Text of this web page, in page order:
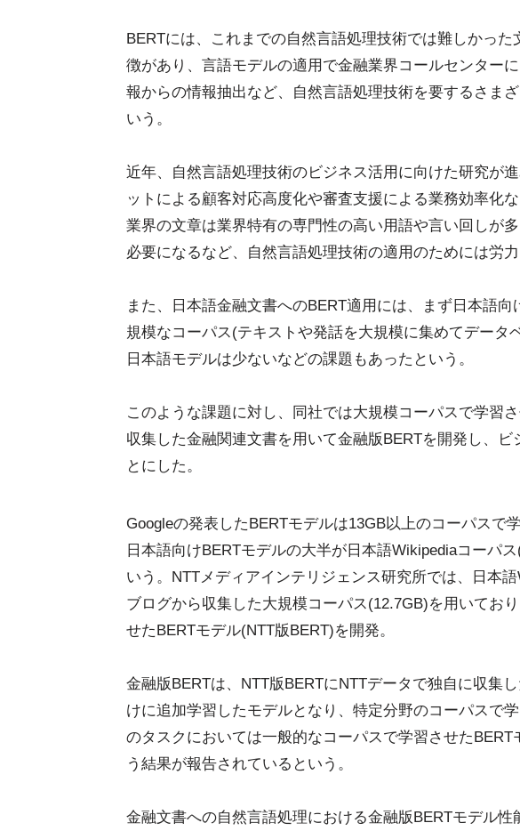
BERTには、これまでの自然言語処理技術では難しかっ
徴があり、言語モデルの適用で金融業界コールセンター
報からの情報抽出など、自然言語処理技術を要するさま
いう。
近年、自然言語処理技術のビジネス活用に向けた研究が
ットによる顧客対応高度化や審査支援による業務効率化
業界の文章は業界特有の専門性の高い用語や言い回しが
必要になるなど、自然言語処理技術の適用のためには労力
また、日本語金融文書へのBERT適用には、まず日本語
規模なコーパス(テキストや発話を大規模に集めてデータ
日本語モデルは少ないなどの課題もあったという。
このような課題に対し、同社では大規模コーパスで学習
収集した金融関連文書を用いて金融版BERTを開発し、
とにした。
Googleの発表したBERTモデルは13GB以上のコーパスで
日本語向けBERTモデルの大半が日本語Wikipediaコーパ
いう。NTTメディアインテリジェンス研究所では、日本
ブログから収集した大規模コーパス(12.7GB)を用いてお
せたBERTモデル(NTT版BERT)を開発。
金融版BERTは、NTT版BERTにNTTデータで独自に収集
けに追加学習したモデルとなり、特定分野のコーパスで
のタスクにおいては一般的なコーパスで学習させた
う結果が報告されているという。
金融文書への自然言語処理における金融版BERTモデル